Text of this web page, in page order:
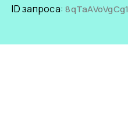
ID запроса:8qTaAVoVgCg1